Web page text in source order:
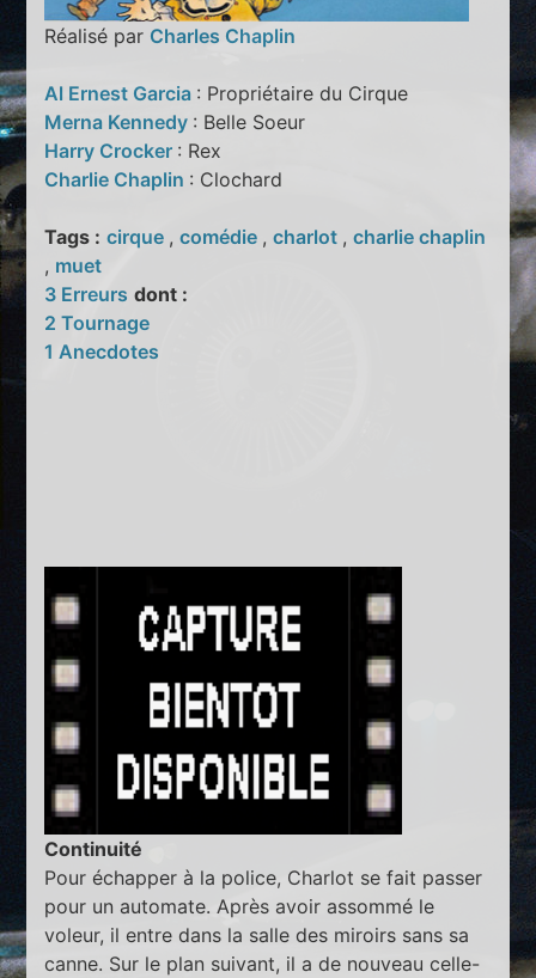
Réalisé par Charles Chaplin
Al Ernest Garcia : Propriétaire du Cirque
Merna Kennedy : Belle Soeur
Harry Crocker : Rex
Charlie Chaplin : Clochard
Tags : cirque ,comédie ,charlot ,charlie chaplin
, muet
3 Erreurs dont :
2 Tournage
1 Anecdotes
Continuité
Pour échapper à la police, Charlot se fait passer
pour un automate. Après avoir assommé le
voleur, il entre dans la salle des miroirs sans sa
canne. Sur le plan suivant, il a de nouveau celle-